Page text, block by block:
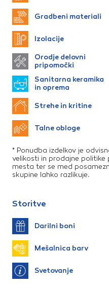
Gradbeni materiali
Izolacije
Orodje delovni
pripomočki
Sanitarna keramika
in oprema
Strehe in kritine
Talne obloge
* Ponudba izdelkov je
velikosti in prodajne
mesta ter se med
skupine lahko razlikuje.
Storitve
Darilni boni
Mešalnica barv
Svetovanje
Te piškotke nastavijo naši
Partnerska oglaševalska
izdelavo profila vaših
prikazovanje ustreznih
Pri delu uporabljajo
brskalnika in naprave. Če
ne boste deležni našega
Potrdi